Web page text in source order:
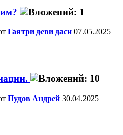
Гаятри деви даси 07.05.2025
Пудов Андрей 30.04.2025